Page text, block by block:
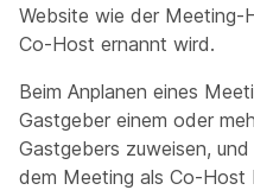
Website wie der
Co-Host ernannt wird.
Beim Anplanen eines
Gastgeber einem oder
Gastgebers zuweisen,
dem Meeting als Co-Host